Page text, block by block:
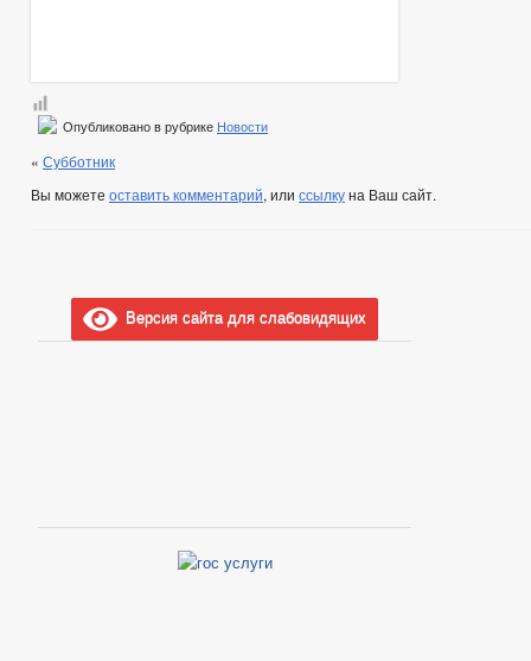
Опубликовано в рубрике Новости
« Субботник
Вы можете оставить комментарий, или ссылкуна Ваш сайт.
Версия сайта для слабовидящих